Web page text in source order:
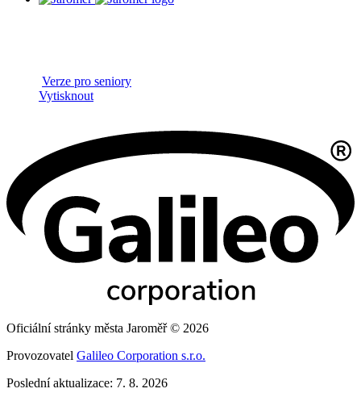
Verze pro seniory
Vytisknout
Oficiální stránky města Jaroměř © 2026
Provozovatel Galileo Corporation s.r.o.
Poslední aktualizace: 7. 8. 2026